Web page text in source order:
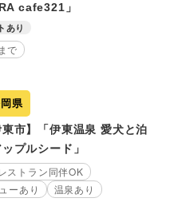
cafe321」
あり
で
県
東市】「伊東温泉 愛犬と泊
プルシード」
レストラン同伴OK
ーあり
温泉あり